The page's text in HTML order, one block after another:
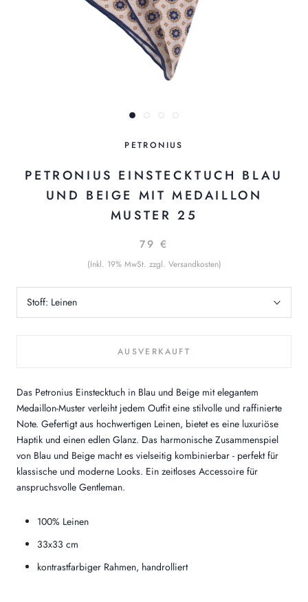
PETRONIUS
PETRONIUS EINSTECKTUCH BLAU
UND BEIGE MIT MEDAILLON
MUSTER 25
79 €
(Inkl. 19% MwSt. zzgl. Versandkosten)
Stoff: Leinen
AUSVERKAUFT
Das Petronius Einstecktuch in Blau und Beige mit elegantem
Medaillon-Muster verleiht jedem Outfit eine stilvolle und raffinierte
Note. Gefertigt aus hochwertigen Leinen, bietet es eine luxuriöse
Haptik und einen edlen Glanz. Das harmonische Zusammenspiel
von Blau und Beige macht es vielseitig kombinierbar - perfekt für
klassische und moderne Looks. Ein zeitloses Accessoire für
anspruchsvolle Gentleman.
100% Leinen
33x33 cm
kontrastfarbiger Rahmen, handrolliert